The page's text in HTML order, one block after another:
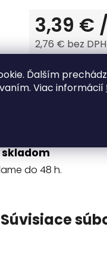
Ďalším
Viac informácií
3,39 €
2,76 € bez DPH
Tlač
do 48 h.
Súvisiace